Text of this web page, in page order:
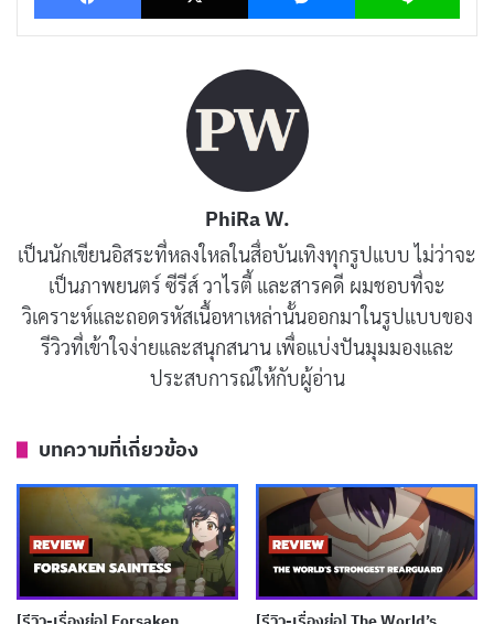
เสน่ห์ นำพาเรื่องราวให้มีชีวิตชีวา โนโกะตัน ตัวละครหลัก
ของเธอแผ่ความอบอุ่นและความสุขให้กับทุกคน โทระโกะ
เพื่อนสนิทของเธอ เป็นเหมือนกำลังใจและความเข้าใจ
ความใจดีและความเห็นอกเห็นใจของเธอช่วยสร้างสมดุลให้
กับความร่าเริงของโนโกะตัน
ตัวละครสมทบอื่นๆ ก็น่ารักไม่แพ้กัน แต่ละตัวละครมี
เอกลักษณ์เฉพาะตัวที่ช่วยเพิ่มสีสันให้กับเรื่องราว ตั้งแต่
คุณครูที่แปลกประหลาดไปจนถึงเพื่อนร่วมชั้นที่ซุกซน ตัว
ละครใน My Deer Friend Nokotan สร้างโลกที่สนุกสนาน
บทความที่เกี่ยวข้อง
[รีวิว-เรื่องย่อ] Hanaori-san (2026) อดีตจอมมาร
เกิดใหม่ปะทะวีรสตรีในรั้วโรงเรียน
เผยแพร่เมื่อ: 3 สัปดาห์ ที่ผ่านมา
[รีวิว-เรื่องย่อ] MEBIUS DUST (2026) อนิเมะเด็ก
PhiRa W.
เป็นนักเขียนอิสระที่หลงใหลในสื่อบันเทิงทุกรูปแบบ ไม่ว่าจะ
เป็นภาพยนตร์ ซีรีส์ วาไรตี้ และสารคดี ผมชอบที่จะ
วิเคราะห์และถอดรหัสเนื้อหาเหล่านั้นออกมาในรูปแบบของ
รีวิวที่เข้าใจง่ายและสนุกสนาน เพื่อแบ่งปันมุมมองและ
ประสบการณ์ให้กับผู้อ่าน
บทความที่เกี่ยวข้อง